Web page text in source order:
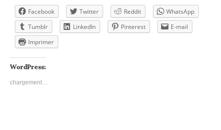
Facebook Twitter Reddit
WhatsApp
Tumblr
LinkedIn Pinterest
E-mail
Imprimer
WordPress:
chargement…